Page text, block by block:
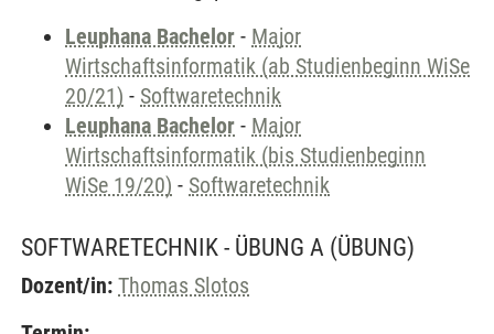
Leuphana Bachelor - Major
Wirtschaftsinformatik (ab Studienbeginn WiSe
20/21) - Softwaretechnik
Leuphana Bachelor - Major
Wirtschaftsinformatik (bis Studienbeginn
WiSe 19/20) - Softwaretechnik
SOFTWARETECHNIK - ÜBUNG A (ÜBUNG)
Dozent/in: Thomas Slotos